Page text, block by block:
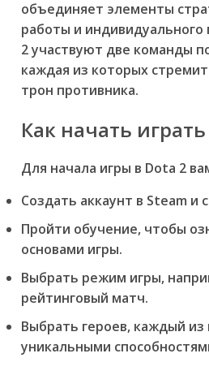
объединяет элементы
работы и индивидуального
2 участвуют две команды
каждая из которых
трон противника.
Как начать
Для начала игры в Dota 2
Создать аккаунт в Steam и
Пройти обучение, чтобы
основами игры.
Выбрать режим игры,
рейтинговый матч.
Выбрать героев, каждый
уникальными